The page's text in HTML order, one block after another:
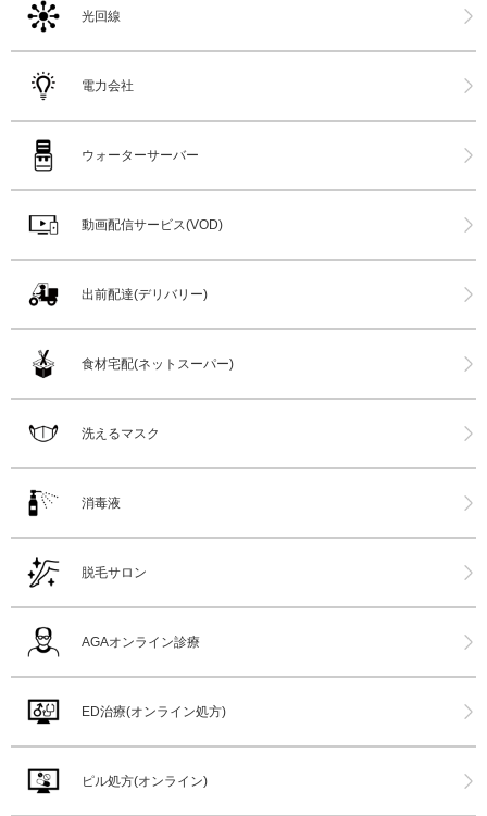
光回線
電力会社
ウォーターサーバー
動画配信サービス(VOD)
出前配達(デリバリー)
食材宅配(ネットスーパー)
洗えるマスク
消毒液
脱毛サロン
AGAオンライン診療
ED治療(オンライン処方)
ピル処方(オンライン)